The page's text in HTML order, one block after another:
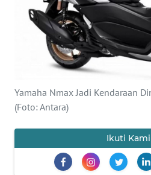
Yamaha Nmax Jadi Kendaraan
(Foto: Antara)
Ikuti
KESEHATAN
INTERNASIONAL
SERBA-SERBI
PENDIDIKAN